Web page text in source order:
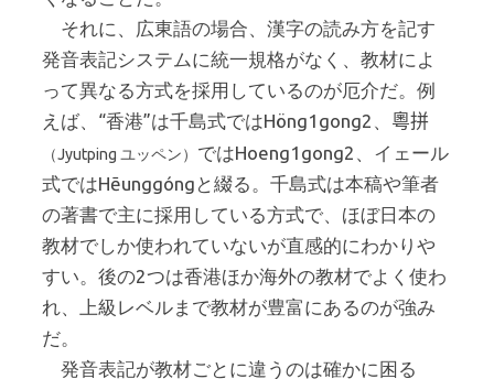
それに、広東語の場合、漢字の読み方を記す
発音表記システムに統一規格がなく、教材によ
って異なる方式を採用しているのが厄介だ。例
えば、“香港”は千島式ではHöng1gong2、 粵拼
（Jyutping ユッペン） ではHoeng1gong2、イェール
式ではHēunggóngと綴る。千島式は本稿や筆者
の著書で主に採用している方式で、ほぼ日本の
教材でしか使われていないが直感的にわかりや
すい。後の2つは香港ほか海外の教材でよく使わ
れ、上級レベルまで教材が豊富にあるのが強み
だ。
発音表記が教材ごとに違うのは確かに困る